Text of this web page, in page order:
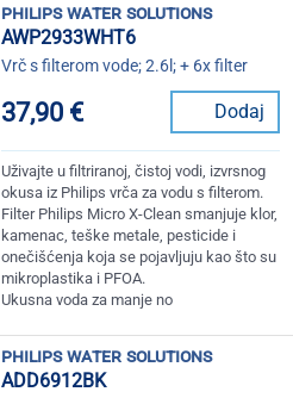
philips water solutions
AWP2933WHT6
Vrč s filterom vode; 2.6l; + 6x filter
37,90 € Dodaj
Uživajte u filtriranoj, čistoj vodi, izvrsnog
okusa iz Philips vrča za vodu s filterom.
Filter Philips Micro X-Clean smanjuje klor,
kamenac, teške metale, pesticide i
onečišćenja koja se pojavljuju kao što su
mikroplastika i PFOA.
Ukusna voda za manje no
philips water solutions
ADD6912BK